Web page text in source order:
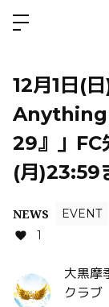
12月1日(
Anything
29』」FC
(月)23:59
NEWS
EVENT
1
大黒摩
クラブ